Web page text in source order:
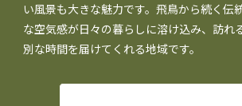
い風景も大きな魅力です。飛鳥から続く伝
な空気感が日々の暮らしに溶け込み、訪れ
別な時間を届けてくれる地域です。